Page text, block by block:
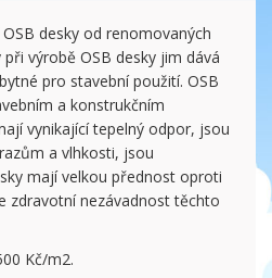
desky od renomovaných
výrobě OSB desky jim dává
pro stavební použití. OSB
a konstrukčním
vynikající tepelný odpor, jsou
a vlhkosti, jsou
mají velkou přednost oproti
zdravotní nezávadnost těchto
Kč/m2.